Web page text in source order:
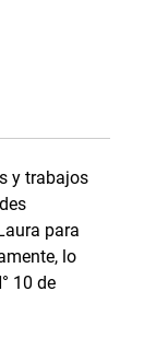
y trabajos
para
lo
10 de